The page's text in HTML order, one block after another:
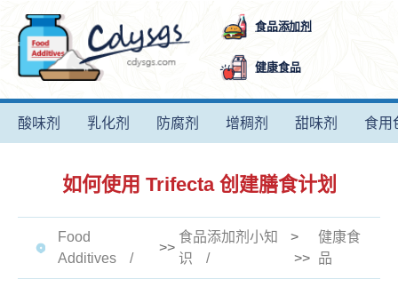
食品添加剂
健康食品
酸味剂 乳化剂 防腐剂 增稠剂 甜味剂 食用
如何使用 Trifecta 创建膳食计划
Food
Additives
>>
食品添加剂小知
识
>
>>
健康食
品